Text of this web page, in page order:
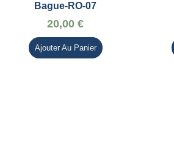
Bague-RO-07
20,00 €
Ajouter Au Panier